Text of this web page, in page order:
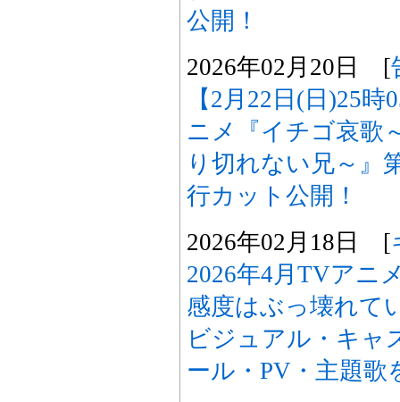
公開！
2026年02月20日 [
【2月22日(日)25
ニメ『イチゴ哀歌
り切れない兄～
行カット公開！
2026年02月18日 [
2026年4月TVアニ
感度はぶっ壊れて
ビジュアル・キャ
ール・PV・主題歌